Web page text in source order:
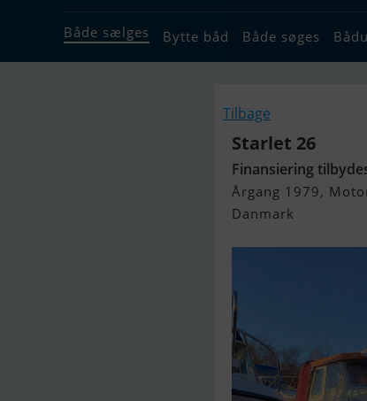
Både sælges Bytte båd Både søges
Tilbage
Starlet 26
Finansiering
Årgang 1979,
Danmark